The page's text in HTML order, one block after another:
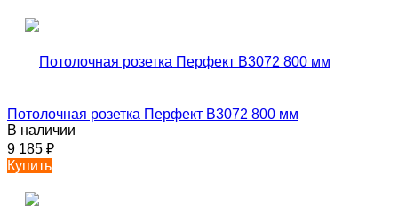
Потолочная розетка Перфект B3072 800 мм
В наличии
9 185 ₽
Купить